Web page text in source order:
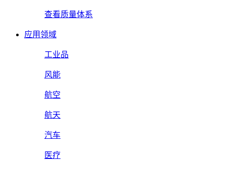
查看质量体系
应用领域
工业品
风能
航空
航天
汽车
医疗